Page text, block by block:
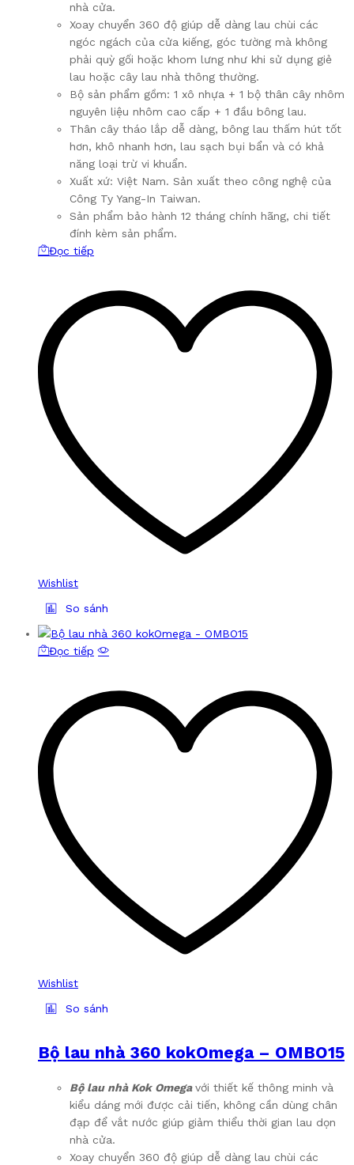
nhà cửa.
Xoay chuyển 360 độ giúp dễ dàng lau chùi các
ngóc ngách của cửa kiếng, góc tường mà không
phải quỳ gối hoặc khom lưng như khi sử dụng giẻ
lau hoặc cây lau nhà thông thường.
Bộ sản phẩm gồm: 1 xô nhựa + 1 bộ thân cây nhôm
nguyên liệu nhôm cao cấp + 1 đầu bông lau.
Thân cây tháo lắp dễ dàng, bông lau thấm hút tốt
hơn, khô nhanh hơn, lau sạch bụi bẩn và có khả
năng loại trừ vi khuẩn.
Xuất xứ: Việt Nam. Sản xuất theo công nghệ của
Công Ty Yang-In Taiwan.
Sản phẩm bảo hành 12 tháng chính hãng, chi tiết
đính kèm sản phẩm.
Đọc tiếp
Wishlist
So sánh
Đọc tiếp
Wishlist
So sánh
Bộ lau nhà 360 kokOmega – OMBO15
Bộ lau nhà Kok Omegavới thiết kế thông minh và
kiểu dáng mới được cải tiến, không cần dùng chân
đạp để vắt nước giúp giảm thiểu thời gian lau dọn
nhà cửa.
Xoay chuyển 360 độ giúp dễ dàng lau chùi các